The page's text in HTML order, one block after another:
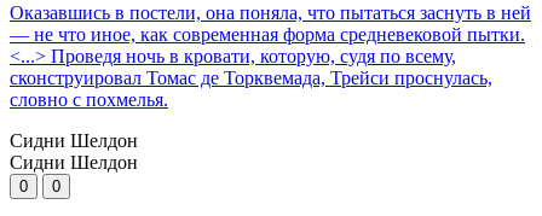
Оказавшись в постели, она поняла, что пытаться заснуть в ней
— не что иное, как современная форма средневековой пытки.
<...> Проведя ночь в кровати, которую, судя по всему,
сконструировал Томас де Торквемада, Трейси проснулась,
словно с похмелья.
Сидни Шелдон
Сидни Шелдон
0 0